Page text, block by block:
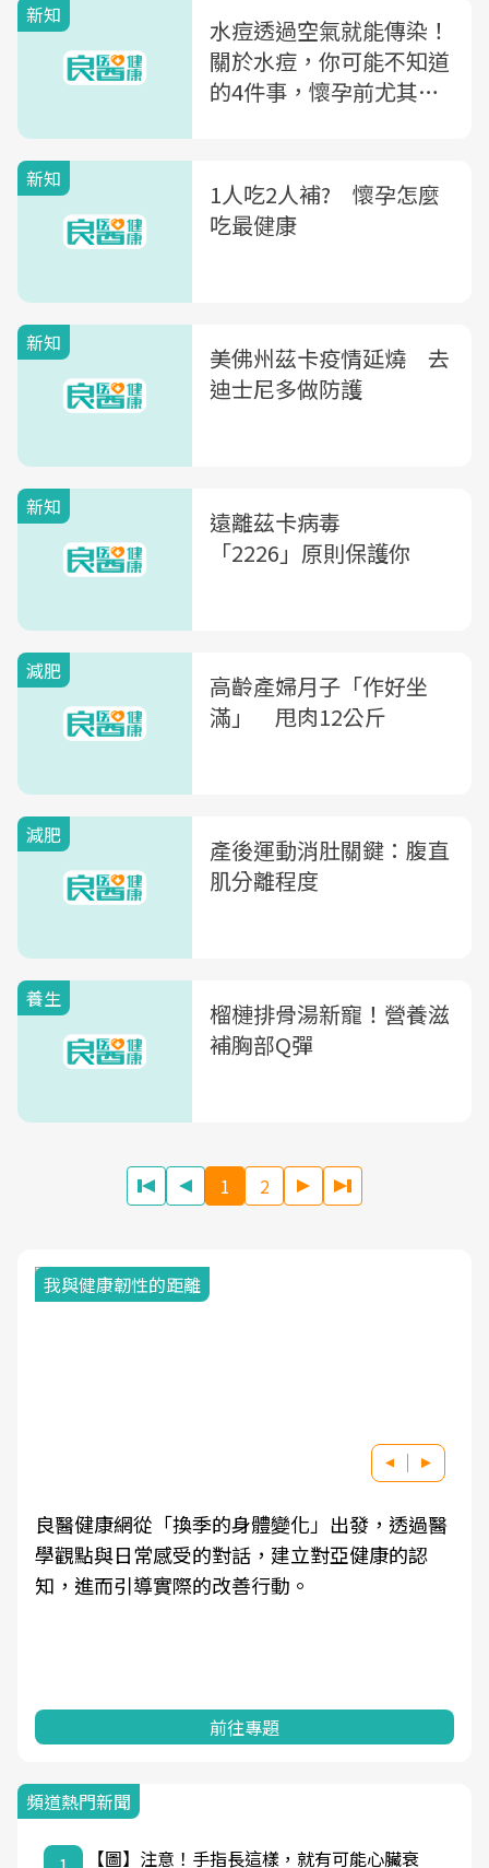
新知
水痘透過空氣就能傳染！
關於水痘，你可能不知道
的4件事，懷孕前尤其要
新知
1人吃2人補? 懷孕怎麼
吃最健康
新知
美佛州茲卡疫情延燒 去
迪士尼多做防護
新知
遠離茲卡病毒
「2226」原則保護你
減肥
高齡產婦月子「作好坐
滿」 甩肉12公斤
減肥
產後運動消肚關鍵：腹直
肌分離程度
養生
榴槤排骨湯新寵！營養滋
補胸部Q彈
1 2
我與健康韌性的距離
良醫健康網從「換季的身體變化」出發，透過醫
學觀點與日常感受的對話，建立對亞健康的認
知，進而引導實際的改善行動。
前往專題
頻道熱門新聞
【圖】注意！手指長這樣，就有可能心臟衰